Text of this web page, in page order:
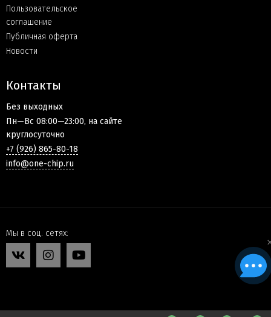
Пользовательское
соглашение
Публичная оферта
Новости
Контакты
Без выходных
Пн—Вс 08:00—23:00, на сайте
круглосуточно
+7 (926) 865-80-18
info@one-chip.ru
Мы в соц. сетях